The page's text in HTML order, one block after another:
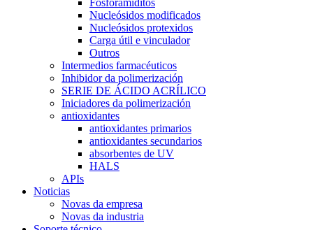
Fosforamiditos
Nucleósidos modificados
Nucleósidos protexidos
Carga útil e vinculador
Outros
Intermedios farmacéuticos
Inhibidor da polimerización
SERIE DE ÁCIDO ACRÍLICO
Iniciadores da polimerización
antioxidantes
antioxidantes primarios
antioxidantes secundarios
absorbentes de UV
HALS
APIs
Noticias
Novas da empresa
Novas da industria